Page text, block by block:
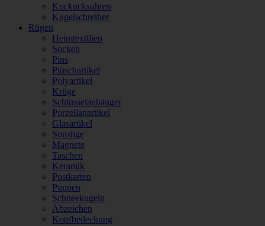
Kuckucksuhren
Kugelschreiber
Rügen
Heimtextilien
Socken
Pins
Plüschartikel
Polyartikel
Krüge
Schlüsselanhänger
Porzellanartikel
Glasartikel
Sonstige
Magnete
Taschen
Keramik
Postkarten
Puppen
Schneekugeln
Abzeichen
Kopfbedeckung